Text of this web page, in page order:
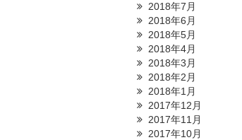
2018年7月
2018年6月
2018年5月
2018年4月
2018年3月
2018年2月
2018年1月
2017年12月
2017年11月
2017年10月